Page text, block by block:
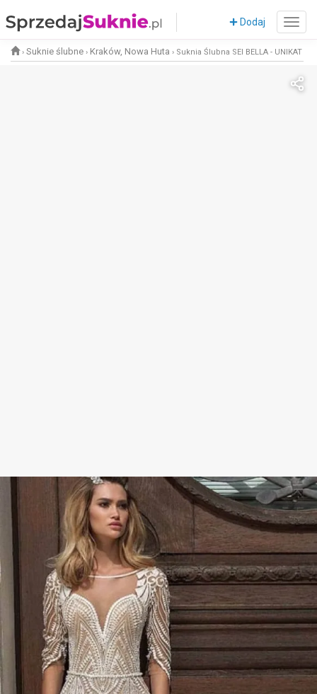
Dodaj
› Suknie ślubne › Kraków, Nowa Huta › Suknia Ślubna SEI BELLA - UNIKAT